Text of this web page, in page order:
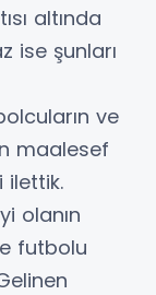
altında
ise şunları
ve
maalesef
ilettik.
olanın
futbolu